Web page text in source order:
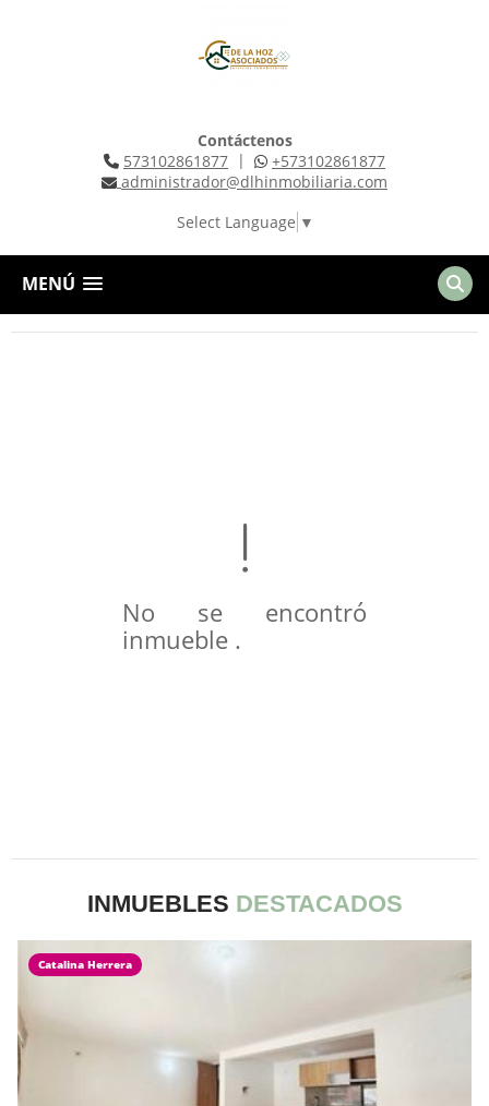
Contáctenos
573102861877 |
+573102861877
administrador@dlhinmobiliaria.com
Select Language ▼
MENÚ
No se encontró
inmueble .
INMUEBLES DESTACADOS
Catalina Herrera